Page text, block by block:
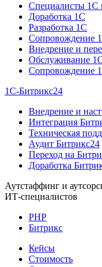
Специалисты 1C
Доработка 1C
Разработка 1C
Сопровождение
Внедрение и
Обслуживание
Сопровождение
1С-Битрикс24
Внедрение и
Интеграция
Техническая
Аудит Битрикс24
Переход на
Доработка
Аутстаффинг и
ИТ-специалистов
PHP
Битрикс
Кейсы
Стоимость